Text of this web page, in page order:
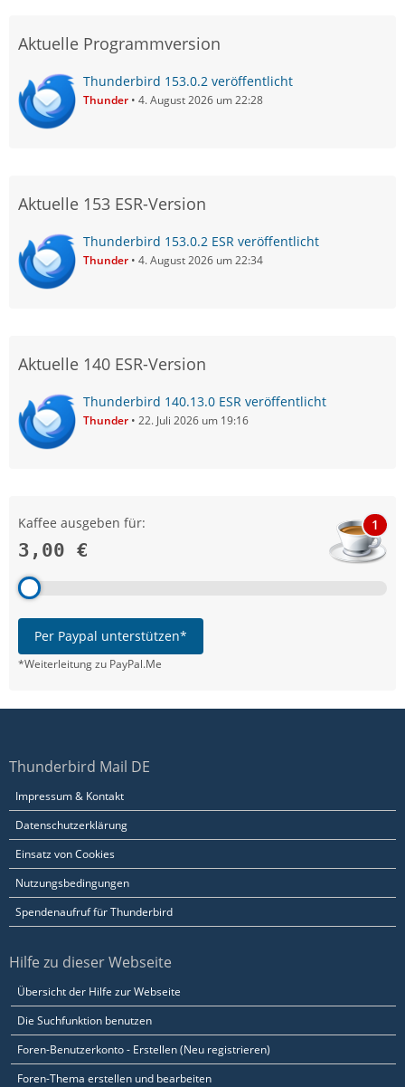
Aktuelle Programmversion
Thunderbird 153.0.2 veröffentlicht
Thunder 4. August 2026 um 22:28
Aktuelle 153 ESR-Version
Thunderbird 153.0.2 ESR veröffentlicht
Thunder 4. August 2026 um 22:34
Aktuelle 140 ESR-Version
Thunderbird 140.13.0 ESR veröffentlicht
Thunder 22. Juli 2026 um 19:16
Kaffee ausgeben für:
3,00 €
1
Per Paypal unterstützen*
*Weiterleitung zu PayPal.Me
Thunderbird Mail DE
Impressum & Kontakt
Datenschutzerklärung
Einsatz von Cookies
Nutzungsbedingungen
Spendenaufruf für Thunderbird
Hilfe zu dieser Webseite
Übersicht der Hilfe zur Webseite
Die Suchfunktion benutzen
Foren-Benutzerkonto - Erstellen (Neu registrieren)
Foren-Thema erstellen und bearbeiten